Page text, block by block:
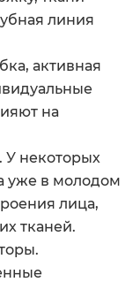
линия
активная
на
У некоторых
уже в молодом
лица,
тканей.